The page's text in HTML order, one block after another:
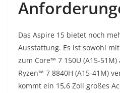
Das Aspire 15 bietet noch
Ausstattung. Es ist sowohl
zum Core™ 7 150U (A15-
Ryzen™ 7 8840H (A15-41M)
kommt ein 15,6 Zoll großes